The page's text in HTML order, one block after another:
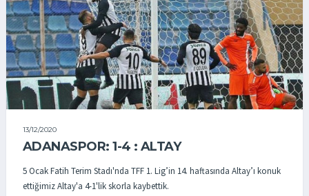
13/12/2020
ADANASPOR: 1-4 : ALTAY
5 Ocak Fatih Terim Stadı'nda TFF 1. Lig’in 14. haftasında Altay’ı konuk
ettiğimiz Altay'a 4-1'lik skorla kaybettik.